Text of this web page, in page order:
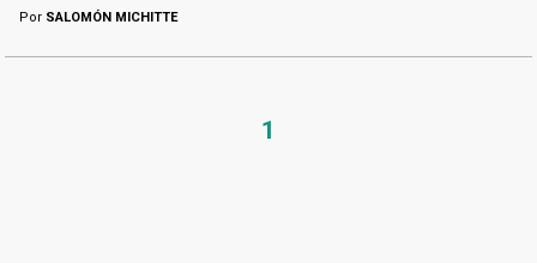
Por SALOMÓN MICHITTE
1